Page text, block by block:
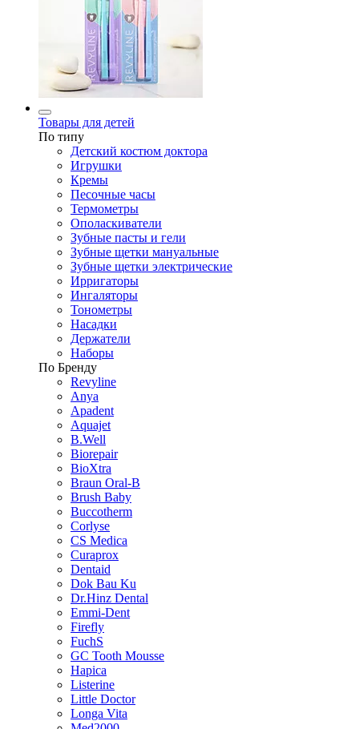
Товары для детей
По типу
Детский костюм доктора
Игрушки
Кремы
Песочные часы
Термометры
Ополаскиватели
Зубные пасты и гели
Зубные щетки мануальные
Зубные щетки электрические
Ирригаторы
Ингаляторы
Тонометры
Насадки
Держатели
Наборы
По Бренду
Revyline
Anya
Apadent
Aquajet
B.Well
Biorepair
BioXtra
Braun Oral-B
Brush Baby
Buccotherm
Corlyse
CS Medica
Curaprox
Dentaid
Dok Bau Ku
Dr.Hinz Dental
Emmi-Dent
Firefly
FuchS
GC Tooth Mousse
Hapica
Listerine
Little Doctor
Longa Vita